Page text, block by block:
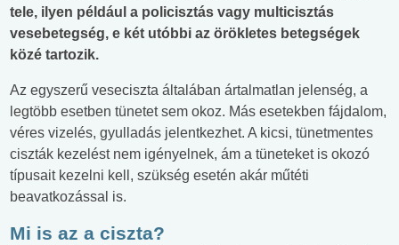
tele, ilyen például a policisztás vagy multicisztás
vesebetegség, e két utóbbi az örökletes betegségek
közé tartozik.
Az egyszerű veseciszta általában ártalmatlan jelenség, a
legtöbb esetben tünetet sem okoz. Más esetekben fájdalom,
véres vizelés, gyulladás jelentkezhet. A kicsi, tünetmentes
ciszták kezelést nem igényelnek, ám a tüneteket is okozó
típusait kezelni kell, szükség esetén akár műtéti
beavatkozással is.
Mi is az a ciszta?